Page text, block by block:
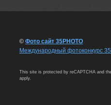
© Фото сайт 35PHOTO
Международный фотоконкурс
This site is protected by reCAPTCHA and
apply.